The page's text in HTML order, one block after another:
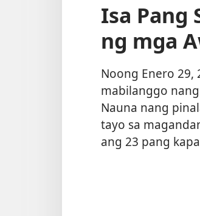
Isa Pang
ng mga
Noong Enero
mabilanggo
Nauna nang
tayo sa
ang 23 pang